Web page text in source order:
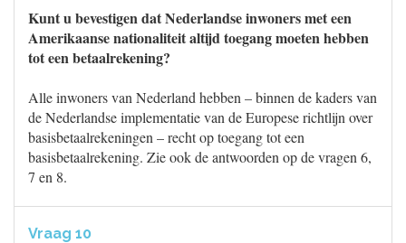
Kunt u bevestigen dat Nederlandse inwoners met een
Amerikaanse nationaliteit altijd toegang moeten hebben
tot een betaalrekening?
Alle inwoners van Nederland hebben – binnen de kaders van
de Nederlandse implementatie van de Europese richtlijn over
basisbetaalrekeningen – recht op toegang tot een
basisbetaalrekening. Zie ook de antwoorden op de vragen 6,
7 en 8.
Vraag 10